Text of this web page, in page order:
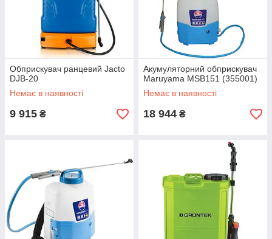
Обприскувач ранцевий Jacto
DJB-20
Немає в наявності
9 915 ₴
Акумуляторний обприскувач
Maruyama MSB151 (355001)
Немає в наявності
18 944 ₴